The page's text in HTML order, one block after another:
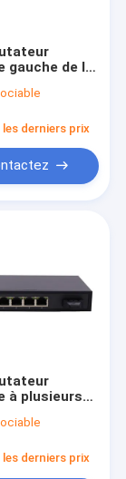
gauche de la
avec des
SFP
1000M
derniers prix
à plusieurs
de fibre de
fibre 550m
derniers prix